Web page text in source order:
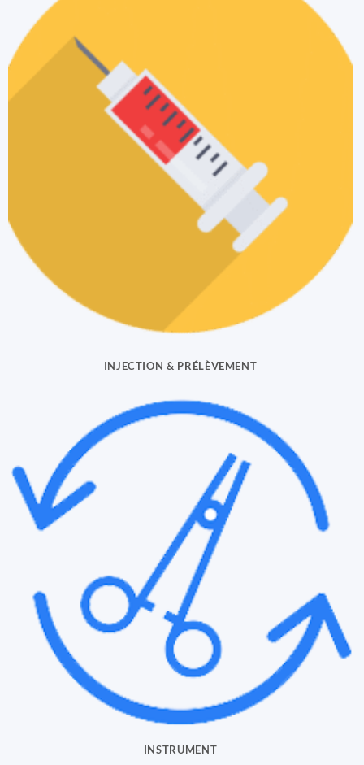
INJECTION & PRÉLÈVEMENT
INSTRUMENT